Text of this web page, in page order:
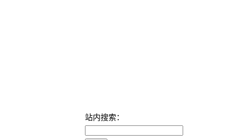
站内搜索：